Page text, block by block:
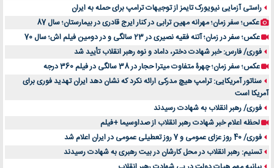
راستی آزمایی نیویورک تایمز از توجیهات ترامپ برای حمله به ایران
عکس؛ سفر زمان؛ مهرانه مهین ترابی در کنار ایرج قادری در بیمارستان؛ سال 87
عکس؛ سفر در زمان؛ آتنه فقیه نصیری در 23 سالگی و در دومین فیلم اش؛ سال 70
فوری/ فارس: خبر شهادت دختر، داماد و نوه رهبر انقلاب تأیید شد
عکس؛ سفر زمان؛ چهرۀ متفاوت میترا حجار در 38 سالگی در فیلم 360 درجه
سناتور آمریکایی: ترامپ هیچ مدرکی ارائه نکرد که نشان دهد ایران تهدید فوری برای
آمریکا است
فوری/ رهبر انقلاب به شهادت رسیدند
لحظه اعلام خبر شهادت رهبر انقلاب از صداوسیما +فیلم
فوری/ 40 روز عزای عمومی و 7 روز تعطیلی عمومی در ایران اعلام شد
تسنیم: رهبر انقلاب در محل کارشان در بیت رهبری به شهادت رسیدند